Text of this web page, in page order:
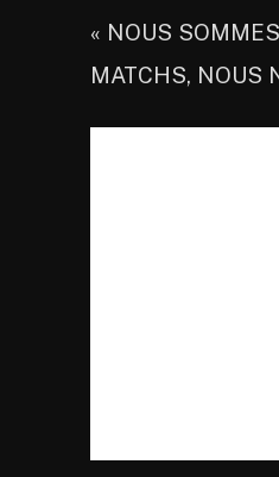
« NOUS
MATCHS, NOUS